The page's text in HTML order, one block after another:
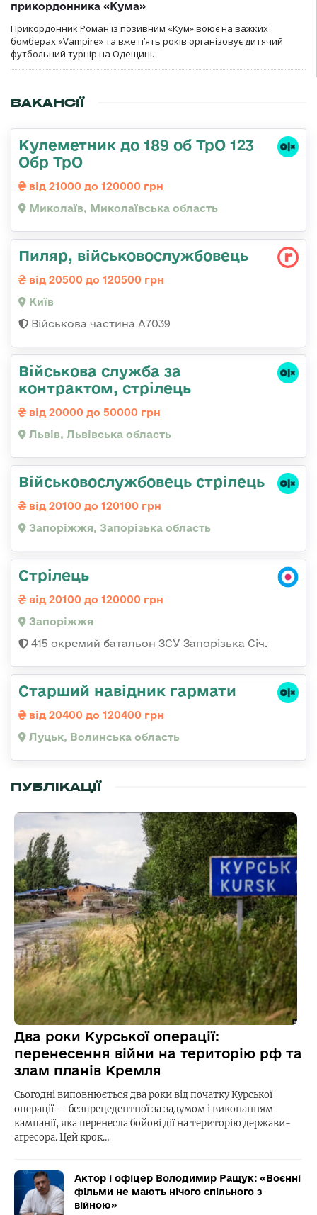
прикордонника «Кума»
Прикордонник Роман із позивним «Кум» воює на важких
бомберах «Vampire» та вже п’ять років організовує дитячий
футбольний турнір на Одещині.
ВАКАНСІЇ
Кулеметник до 189 об ТрО 123
Обр ТрО
від 21000 до 120000 грн
Миколаїв, Миколаївська область
Пиляр, військовослужбовець
від 20500 до 120500 грн
Київ
Військова частина А7039
Військова служба за
контрактом, стрілець
від 20000 до 50000 грн
Львів, Львівська область
Військовослужбовець стрілець
від 20100 до 120100 грн
Запоріжжя, Запорізька область
Стрілець
від 20100 до 120000 грн
Запоріжжя
415 окремий батальон ЗСУ Запорізька Січ.
Старший навідник гармати
від 20400 до 120400 грн
Луцьк, Волинська область
ПУБЛІКАЦІЇ
Два роки Курської операції:
перенесення війни на територію рф та
злам планів Кремля
Сьогодні виповнюється два роки від початку Курської
операції — безпрецедентної за задумом і виконанням
кампанії, яка перенесла бойові дії на територію держави-
агресора. Цей крок…
Актор і офіцер Володимир Ращук: «Воєнні
фільми не мають нічого спільного з
війною»